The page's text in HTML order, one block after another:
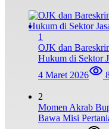
1
OJK dan
Hukum di Sektor
4 Maret 2026
2
Momen Akrab
Bawa Misi